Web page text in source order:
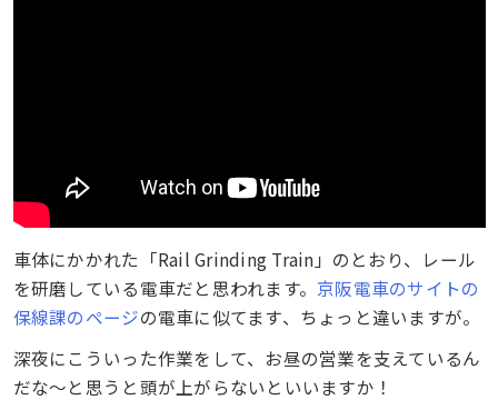
車体にかかれた「Rail Grinding Train」のとおり、レール
を研磨している電車だと思われます。 京阪電車のサイトの
保線課のページの電車に似てます、ちょっと違いますが。
深夜にこういった作業をして、お昼の営業を支えているん
だな〜と思うと頭が上がらないといいますか！